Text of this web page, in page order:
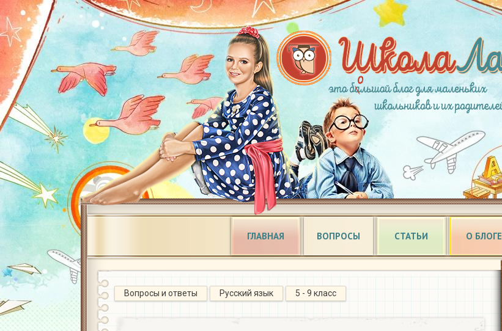
ГЛАВНАЯ ВОПРОСЫ СТАТЬИ О БЛОГЕ
Вопросы и ответы Русский язык 5 - 9 класс